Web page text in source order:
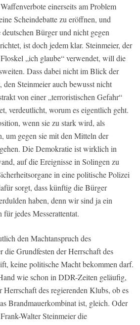
einerseits am Problem
Scheindebatte zu eröffnen, und
Bürger und nicht gegen
ist doch jedem klar. Steinmeier, der
„ich glaube“ verwendet, will die
Dass dabei nicht im Blick der
den Steinmeier auch bewusst nicht
von einer „terroristischen Gefahr“
verdeutlicht, worum es eigentlich geht.
wenn sie zu stark wird, als
um gegen sie mit den Mitteln der
Die Demokratie ist wirklich in
auf die Ereignisse in Solingen zu
in eine politische Polizei
sorgt, dass künftig die Bürger
haben, denn wir sind ja ein
jedes Messerattentat.
den Machtanspruch des
die Grundfesten der Herrschaft des
keine politische Macht bekommen darf.
wie schon in DDR-Zeiten geläufig,
des regierenden Klubs, ob es
Brandmauerkombinat ist, gleich. Oder
Walter Steinmeier die